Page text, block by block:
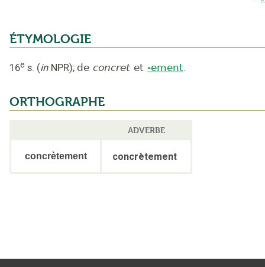
ÉTYMOLOGIE
16e s. (in NPR); de concret et -ement.
ORTHOGRAPHE
ADVERBE
concrètement concrètement